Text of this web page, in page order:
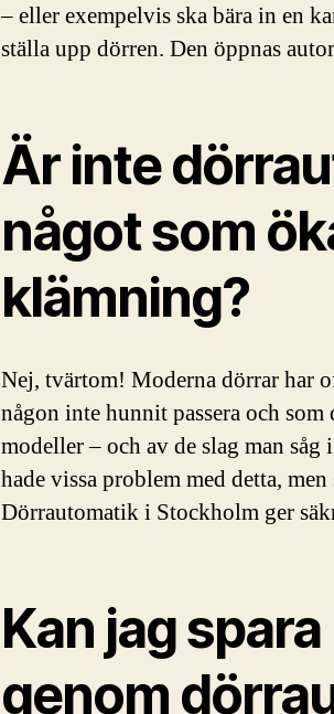
– eller exempelvis ska bära in en
ställa upp dörren. Den öppnas
Är inte
något som
klämning?
Nej, tvärtom! Moderna dörrar har
någon inte hunnit passera och
modeller – och av de slag man
hade vissa problem med detta,
Dörrautomatik i Stockholm ger
Kan jag
genom